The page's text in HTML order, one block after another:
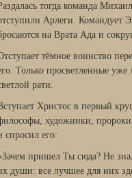
тогда команда
Арлеги. Командует
на Врата Ада и
тёмное воинство
Только просветленные уже
рати.
Христос в первый
художники,
спросил его:
пришел Ты сюда? Не
души: все лучшее для них